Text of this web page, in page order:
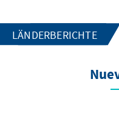
LÄNDERBERICHTE